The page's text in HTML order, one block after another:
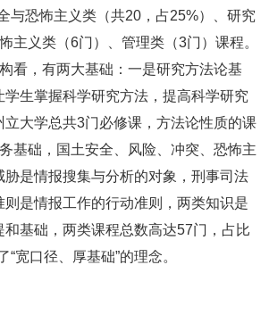
与恐怖主义类（共20，占25%）、研究
主义类（6门）、管理类（3门）课程。
看，有两大基础：一是研究方法论基
生掌握科学研究方法，提高科学研究
立大学总共3门必修课，方法论性质的课
基础，国土安全、风险、冲突、恐怖主
胁是情报搜集与分析的对象，刑事司法
是情报工作的行动准则，两类知识是
基础，两类课程总数高达57门，占比
“宽口径、厚基础”的理念。